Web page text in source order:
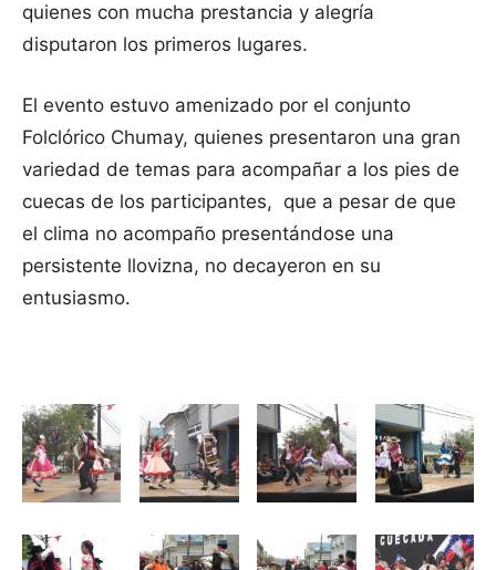
quienes con mucha prestancia y alegría
disputaron los primeros lugares.
El evento estuvo amenizado por el conjunto
Folclórico Chumay, quienes presentaron una gran
variedad de temas para acompañar a los pies de
cuecas de los participantes, que a pesar de que
el clima no acompaño presentándose una
persistente llovizna, no decayeron en su
entusiasmo.